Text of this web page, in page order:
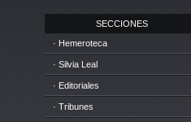
SECCIONES
· Hemeroteca
· Silvia Leal
· Editoriales
· Tribunes